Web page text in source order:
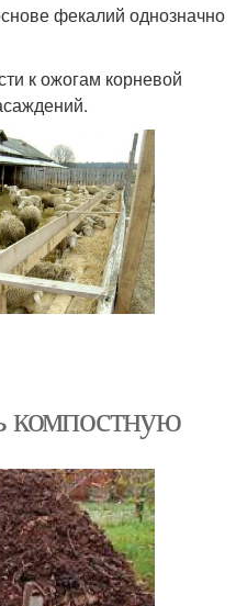
фекалий однозначно
к ожогам корневой
компостную